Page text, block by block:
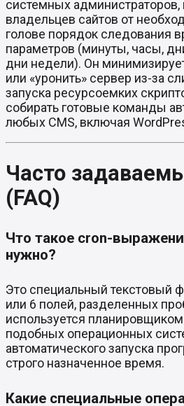
системных администраторов,
владельцев сайтов от
голове порядок следования
параметров (минуты, часы,
дни недели). Он
или «уронить» сервер из-за
запуска ресурсоемких
собирать готовые команды
любых CMS, включая
Часто
(FAQ)
Что такое cron-
нужно?
Это специальный текстовый
или 6 полей, разделенных
используется
подобных операционных
автоматического запуска
строго назначенное время.
Какие специальные